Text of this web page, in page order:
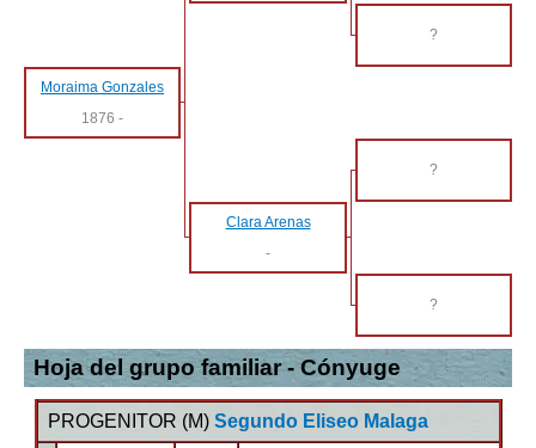
?
Moraima Gonzales
1876 -
?
Clara Arenas
-
?
Hoja del grupo familiar - Cónyuge
PROGENITOR (M) Segundo Eliseo Malaga